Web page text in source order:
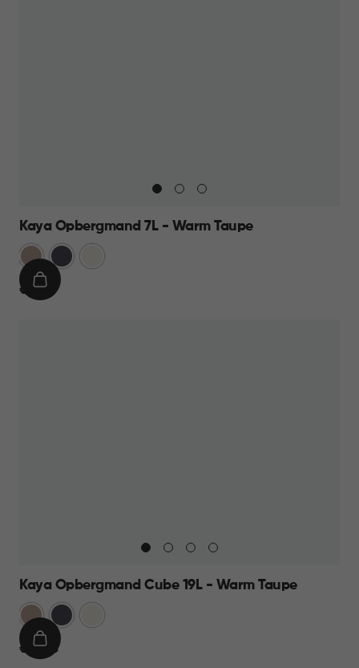
Kaya Opbergmand 7L - Warm Taupe
Warm
Taupe
Antraciet
€
€ 9,95
IN
Kaya Opbergmand Cube 19L - Warm Taupe
Warm
Taupe
Antraciet
€
€ 12,95
IN